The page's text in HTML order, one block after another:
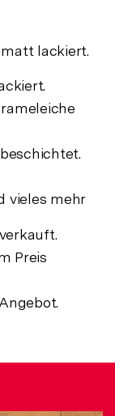
lackiert.
vieles mehr
Preis